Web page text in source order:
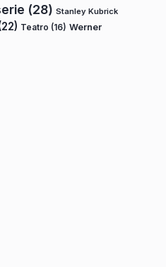
(28) Stanley Kubrick
Teatro (16) Werner